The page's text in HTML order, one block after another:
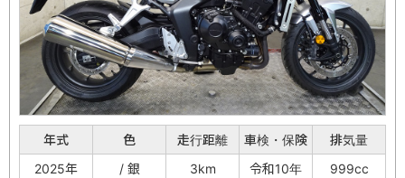
年式 色 走行距離 車検・保険
排気量
2025年
/ 銀 3km
令和10年
999cc